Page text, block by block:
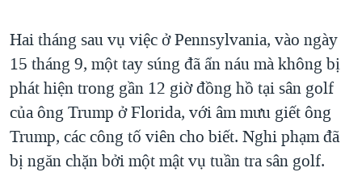
Hai tháng sau vụ việc ở Pennsylvania, vào ngày
15 tháng 9, một tay súng đã ẩn náu mà không bị
phát hiện trong gần 12 giờ đồng hồ tại sân golf
của ông Trump ở Florida, với âm mưu giết ông
Trump, các công tố viên cho biết. Nghi phạm đã
bị ngăn chặn bởi một mật vụ tuần tra sân golf.